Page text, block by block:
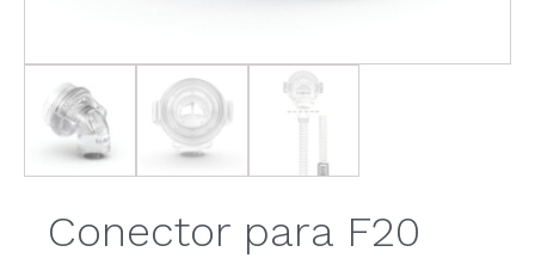
Conector para F20